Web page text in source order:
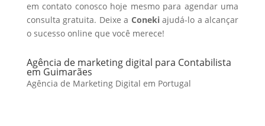
em contato conosco hoje mesmo para agendar uma
consulta gratuita. Deixe a Conekiajudá-lo a alcançar
o sucesso online que você merece!
Agência de marketing digital para Contabilista
em Guimarães
Agência de Marketing Digital em Portugal